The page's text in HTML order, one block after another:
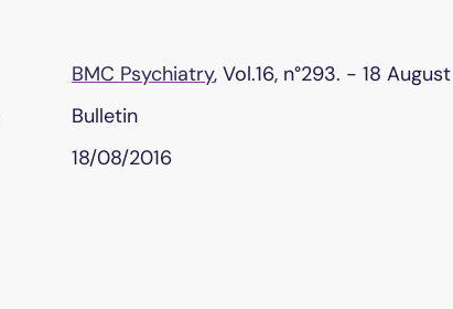
BMC Psychiatry, Vol.16, n°293. - 18
Bulletin
18/08/2016